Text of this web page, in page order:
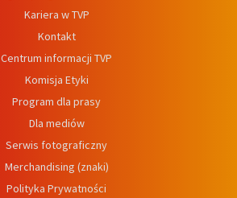
Kariera w TVP
Kontakt
Centrum informacji TVP
Komisja Etyki
Program dla prasy
Dla mediów
Serwis fotograficzny
Merchandising (znaki)
Polityka Prywatności